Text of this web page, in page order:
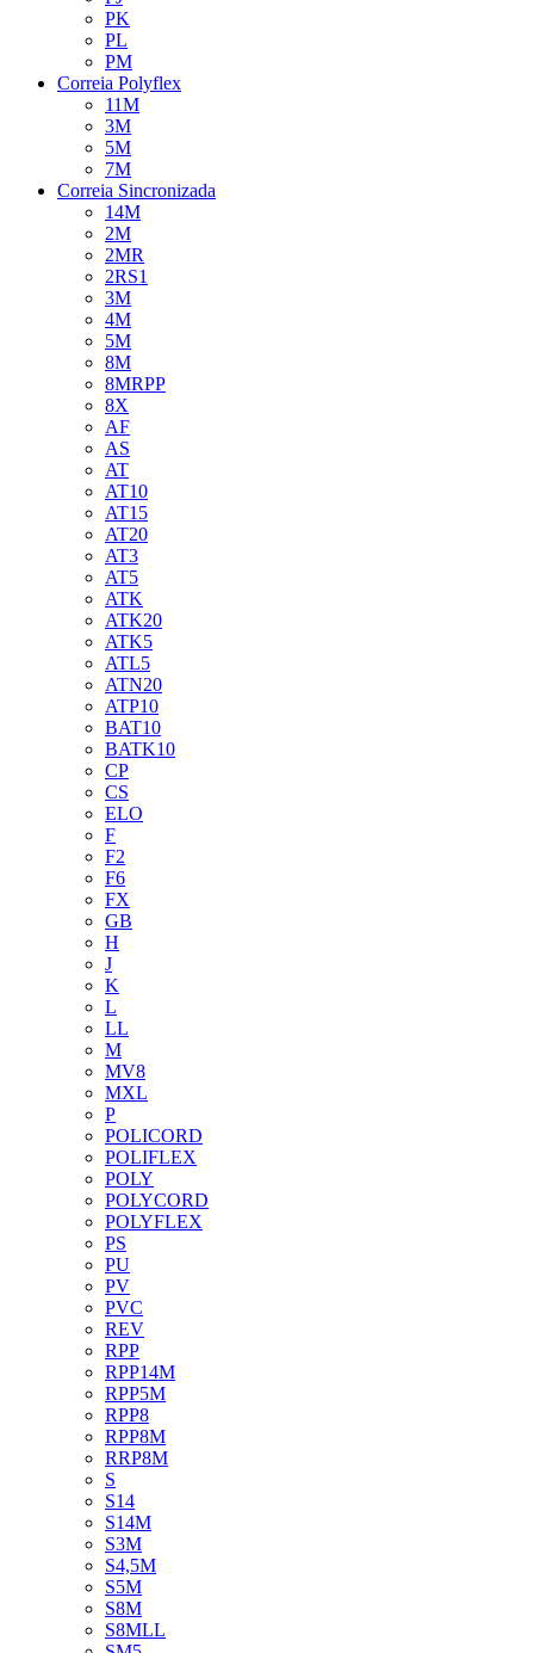
PK
PL
PM
Correia Polyflex
11M
3M
5M
7M
Correia Sincronizada
14M
2M
2MR
2RS1
3M
4M
5M
8M
8MRPP
8X
AF
AS
AT
AT10
AT15
AT20
AT3
AT5
ATK
ATK20
ATK5
ATL5
ATN20
ATP10
BAT10
BATK10
CP
CS
ELO
F
F2
F6
FX
GB
H
J
K
L
LL
M
MV8
MXL
P
POLICORD
POLIFLEX
POLY
POLYCORD
POLYFLEX
PS
PU
PV
PVC
REV
RPP
RPP14M
RPP5M
RPP8
RPP8M
RRP8M
S
S14
S14M
S3M
S4,5M
S5M
S8M
S8MLL